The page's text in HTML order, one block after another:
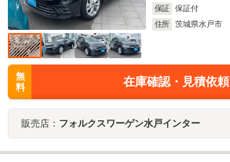
保証
保証付
住所
茨城県水戸市
無
料
在庫確認・見積依頼
販売店： フォルクスワーゲン水戸インター